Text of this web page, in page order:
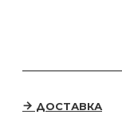
ДОСТАВКА